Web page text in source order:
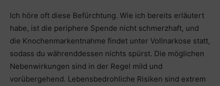
Ich höre oft diese Befürchtung. Wie ich bereits erläutert
habe, ist die periphere Spende nicht schmerzhaft, und
die Knochenmarkentnahme findet unter Vollnarkose statt,
sodass du währenddessen nichts spürst. Die möglichen
Nebenwirkungen sind in der Regel mild und
vorübergehend. Lebensbedrohliche Risiken sind extrem